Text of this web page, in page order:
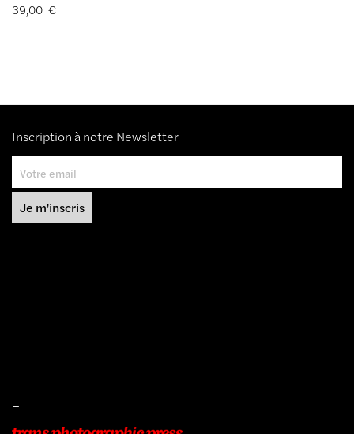
39,00 €
Inscription à notre Newsletter
–
–